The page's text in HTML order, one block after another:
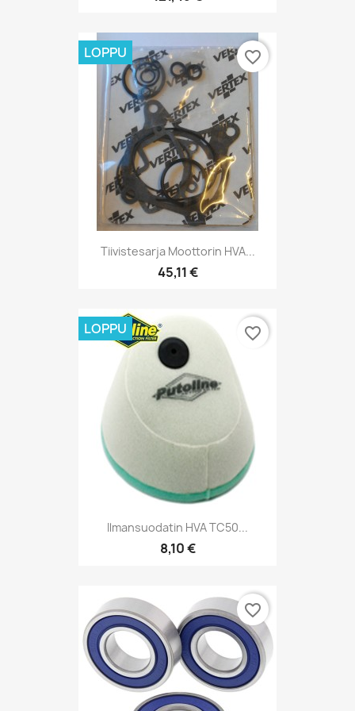
Tiivistesarja Moottorin HVA...
45,11 €
LOPPU favorite_border
Ilmansuodatin HVA TC50...
8,10 €
LOPPU favorite_border
favorite_border